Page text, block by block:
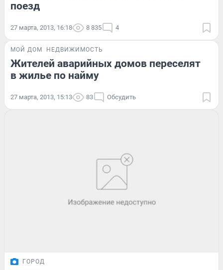
поезд
27 марта, 2013, 16:18 8 835 4
МОЙ ДОМ НЕДВИЖИМОСТЬ
Жителей аварийных домов переселят
в жилье по найму
27 марта, 2013, 15:13 83 Обсудить
ГОРОД